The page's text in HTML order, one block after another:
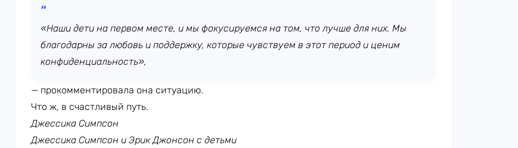
«Наши дети на первом месте, и мы фокусируемся на том, что лучше для них. Мы
благодарны за любовь и поддержку, которые чувствуем в этот период и ценим
конфиденциальность»,
— прокомментировала она ситуацию.
Что ж, в счастливый путь.
Джессика Симпсон
Джессика Симпсон и Эрик Джонсон с детьми